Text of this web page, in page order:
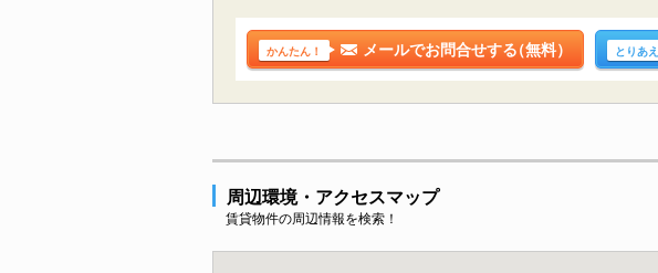
かんたん！ メールでお問合せする（無料） とりあ
周辺環境・アクセスマップ
賃貸物件の周辺情報を検索！